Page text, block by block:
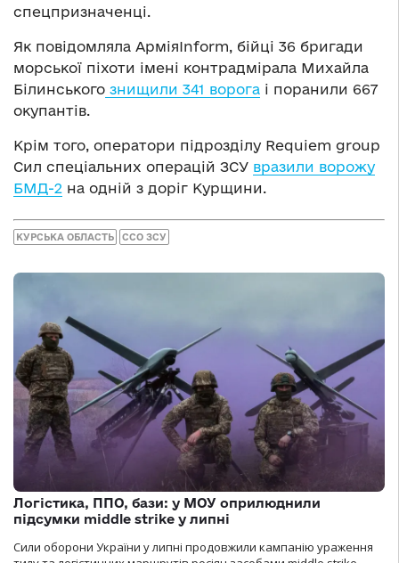
спецпризначенці.
Як повідомляла АрміяInform, бійці 36 бригади
морської піхоти імені контрадмірала Михайла
Білинського знищили 341 ворога і поранили 667
окупантів.
Крім того, оператори підрозділу Requiem group
Сил спеціальних операцій ЗСУ вразили ворожу
БМД-2 на одній з доріг Курщини.
КУРСЬКА ОБЛАСТЬ ССО ЗСУ
Логістика, ППО, бази: у МОУ оприлюднили
підсумки middle strike у липні
Сили оборони України у липні продовжили кампанію ураження